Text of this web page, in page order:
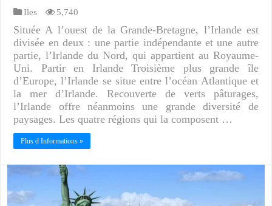
Iles 5,740
Située A l’ouest de la Grande-Bretagne, l’Irlande est
divisée en deux : une partie indépendante et une autre
partie, l’Irlande du Nord, qui appartient au Royaume-
Uni. Partir en Irlande Troisième plus grande île
d’Europe, l’Irlande se situe entre l’océan Atlantique et
la mer d’Irlande. Recouverte de verts pâturages,
l’Irlande offre néanmoins une grande diversité de
paysages. Les quatre régions qui la composent …
Plus d Informations »